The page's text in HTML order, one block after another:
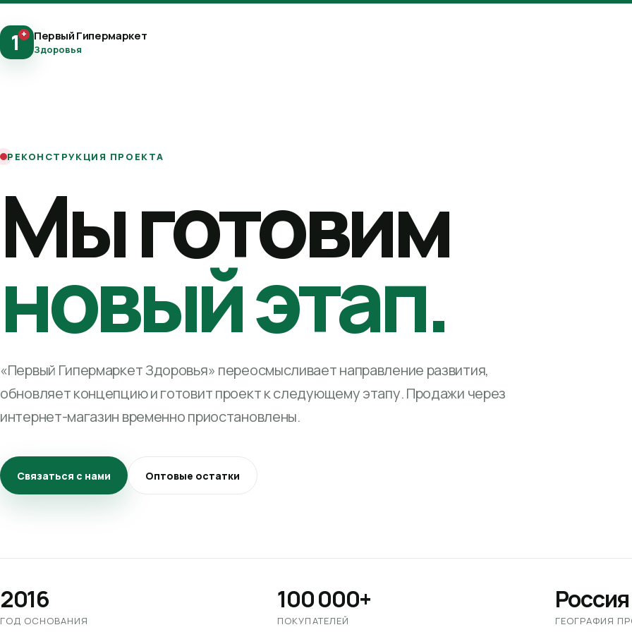
1+ Первый Гипермаркет
Здоровья
РЕКОНСТРУКЦИЯ ПРОЕКТА
Мы готовим
новый этап.
«Первый Гипермаркет Здоровья» переосмысливает направление развития,
обновляет концепцию и готовит проект к следующему этапу. Продажи через
интернет-магазин временно приостановлены.
Связаться с нами Оптовые остатки
2016
ГОД ОСНОВАНИЯ
100 000+
ПОКУПАТЕЛЕЙ
Россия
ГЕОГРАФИЯ